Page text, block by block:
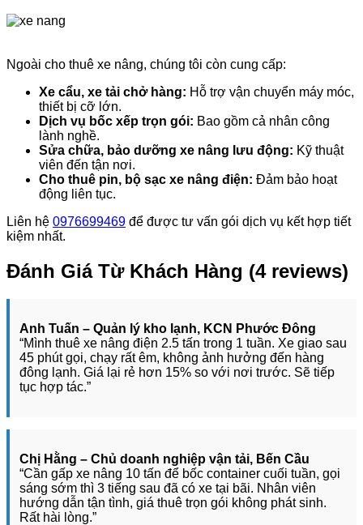
Ngoài cho thuê xe nâng, chúng tôi còn cung cấp:
Xe cẩu, xe tải chở hàng: Hỗ trợ vận chuyển máy móc,
thiết bị cỡ lớn.
Dịch vụ bốc xếp trọn gói: Bao gồm cả nhân công
lành nghề.
Sửa chữa, bảo dưỡng xe nâng lưu động: Kỹ thuật
viên đến tận nơi.
Cho thuê pin, bộ sạc xe nâng điện: Đảm bảo hoạt
động liên tục.
Liên hệ 0976699469 để được tư vấn gói dịch vụ kết hợp tiết
kiệm nhất.
Đánh Giá Từ Khách Hàng (4 reviews)
Anh Tuấn – Quản lý kho lạnh, KCN Phước Đông
“Mình thuê xe nâng điện 2.5 tấn trong 1 tuần. Xe giao sau
45 phút gọi, chạy rất êm, không ảnh hưởng đến hàng
đông lạnh. Giá lại rẻ hơn 15% so với nơi trước. Sẽ tiếp
tục hợp tác.”
Chị Hằng – Chủ doanh nghiệp vận tải, Bến Cầu
“Cần gấp xe nâng 10 tấn để bốc container cuối tuần, gọi
sáng sớm thì 3 tiếng sau đã có xe tại bãi. Nhân viên
hướng dẫn tận tình, giá thuê trọn gói không phát sinh.
Rất hài lòng.”